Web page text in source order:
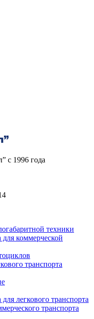
с 1996 года
техники
коммерческой
транспорта
легкового транспорта
транспорта